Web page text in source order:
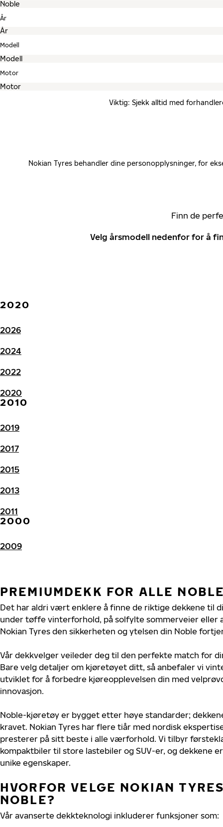
År
Modell
Motor
Viktig: Sjekk alltid med
Nokian Tyres behandler dine personopplysninger, for
Finn de
Velg årsmodell nedenfor for å
2020
2026
2024
2022
2020
2010
2019
2017
2015
2013
2011
2000
2009
PREMIUMDEKK FOR ALLE
Det har aldri vært enklere å finne de riktige dekkene til
under tøffe vinterforhold, på solfylte sommerveier eller
Nokian Tyres den sikkerheten og ytelsen din Noble
Vår dekkvelger veileder deg til den perfekte match for
Bare velg detaljer om kjøretøyet ditt, så anbefaler vi
utviklet for å forbedre kjøreopplevelsen din med
innovasjon.
Noble-kjøretøy er bygget etter høye standarder;
kravet. Nokian Tyres har flere tiår med nordisk
presterer på sitt beste i alle værforhold. Vi tilbyr
kompaktbiler til store lastebiler og SUV-er, og dekkene
unike egenskaper.
HVORFOR VELGE NOKIAN
NOBLE?
Vår avanserte dekkteknologi inkluderer funksjoner som: